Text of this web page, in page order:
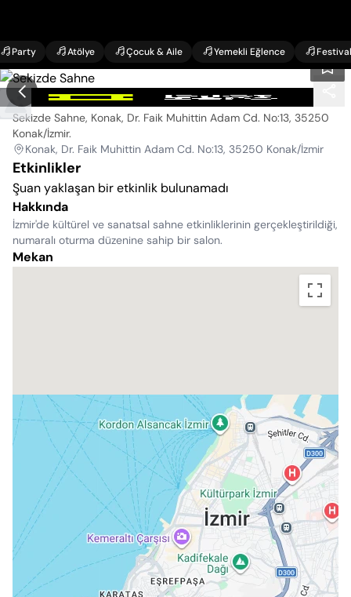
Party Atölye Çocuk & Aile Yemekli Eğlence Festival
Sekizde Sahne
Sekizde Sahne, Konak, Dr. Faik Muhittin Adam Cd. No:13, 35250
Konak/İzmir.
Konak, Dr. Faik Muhittin Adam Cd. No:13, 35250 Konak/İzmir
Etkinlikler
Şuan yaklaşan bir etkinlik bulunamadı
Hakkında
İzmir'de kültürel ve sanatsal sahne etkinliklerinin gerçekleştirildiği,
numaralı oturma düzenine sahip bir salon.
Mekan